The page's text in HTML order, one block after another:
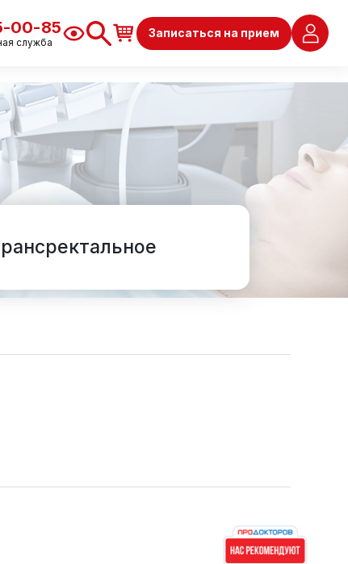
00-85
служба
Записаться на прием